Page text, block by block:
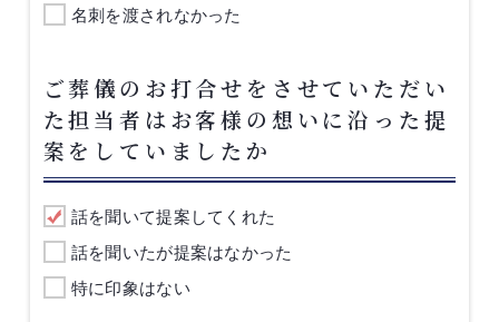
名刺を渡されなかった
ご葬儀のお打合せをさせていただい
た担当者はお客様の想いに沿った提
案をしていましたか
話を聞いて提案してくれた
話を聞いたが提案はなかった
特に印象はない